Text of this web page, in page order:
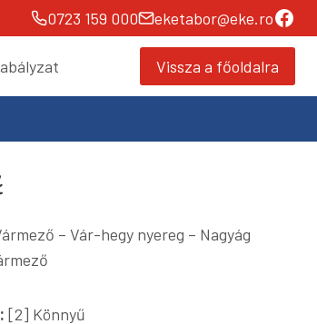
0723 159 000 eketabor@eke.ro
Vissza a főoldalra
– Vár-hegy nyereg – Nagyág
[2] Könnyű